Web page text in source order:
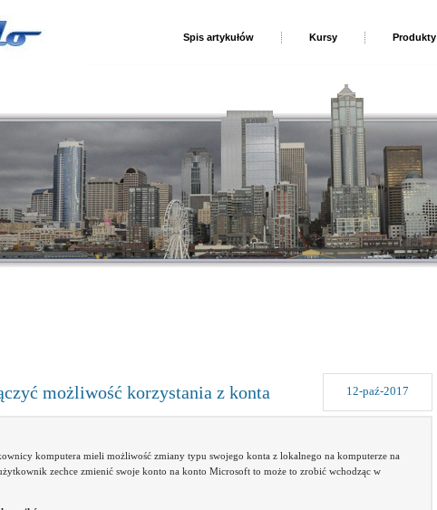
Spis artykułów Kursy Produkty
możliwość korzystania z konta
12-paź-2017
komputera mieli możliwość zmiany typu swojego konta z lokalnego na komputerze na
zechce zmienić swoje konto na konto Microsoft to może to zrobić wchodząc w